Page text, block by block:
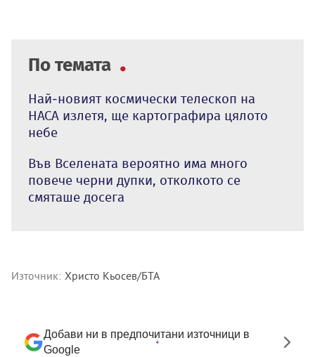
По темата
Най-новият космически телескоп на
НАСА излетя, ще картографира цялото
небе
Във Вселената вероятно има много
повече черни дупки, отколкото се
смяташе досега
Източник: Христо Кьосев/БТА
Добави ни в предпочитани източници в
Google